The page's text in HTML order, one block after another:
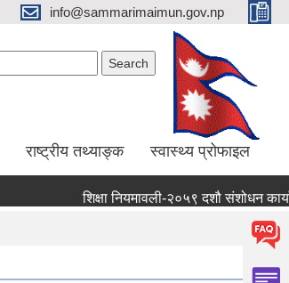
info@sammarimaimun.gov.np
राष्ट्रीय तथ्याङ्क स्वास्थ्य प्रोफाइल
शिक्षा नियमावली-२०५९ दशौ संशोधन